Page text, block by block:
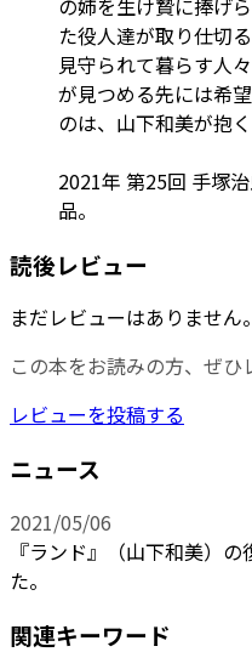
の姉を生け贄に捧げ
た役人達が取り仕切
見守られて暮らす人
が見つめる先には希
のは、山下和美が抱
2021年 第25回 手塚
品。
読後レビュー
まだレビューはありません。
この本をお読みの方、ぜひ
レビューを投稿する
ニュース
2021/05/06
『ランド』（山下和美）
た。
関連キーワード